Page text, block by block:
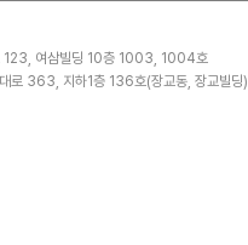
123, 여삼빌딩 10층 1003, 1004호
로 363, 지하1층 136호(장교동, 장교빌딩)